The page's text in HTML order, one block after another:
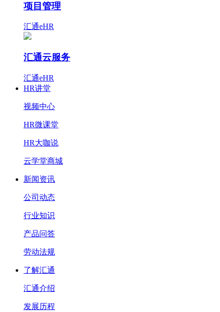
项目管理
汇通eHR
汇通云服务
汇通eHR
HR讲堂
视频中心
HR微课堂
HR大咖说
云学堂商城
新闻资讯
公司动态
行业知识
产品问答
劳动法规
了解汇通
汇通介绍
发展历程